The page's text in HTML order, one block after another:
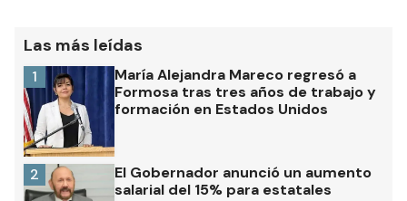
Las más leídas
María Alejandra Mareco regresó a
Formosa tras tres años de trabajo y
formación en Estados Unidos
1
El Gobernador anunció un aumento
salarial del 15% para estatales
2